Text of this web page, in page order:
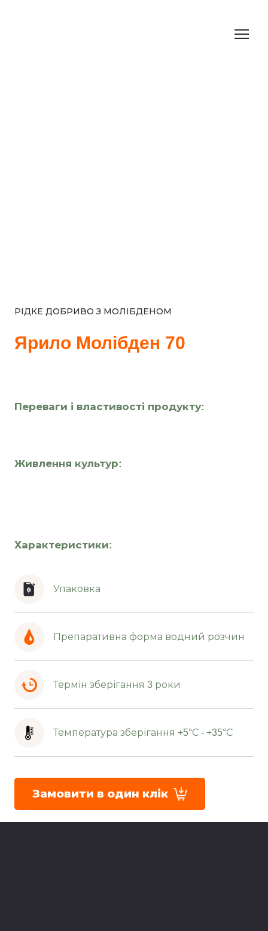
РІДКЕ ДОБРИВО З МОЛІБДЕНОМ
Ярило Молібден 70
Переваги і властивості продукту:
Живлення культур:
Характеристики:
Упаковка
Препаративна форма водний розчин
Термін зберігання 3 роки
Температура зберігання +5°С - +35°С
Замовити в один клік